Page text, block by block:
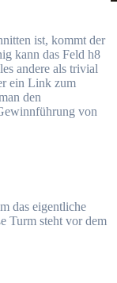
ist, kommt der
kann das Feld h8
andere als trivial
ein Link zum
den
von
das eigentliche
Turm steht vor dem